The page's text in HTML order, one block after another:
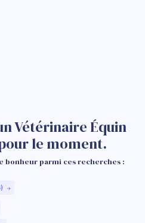
Vétérinaire Équin
le moment.
bonheur parmi ces recherches :